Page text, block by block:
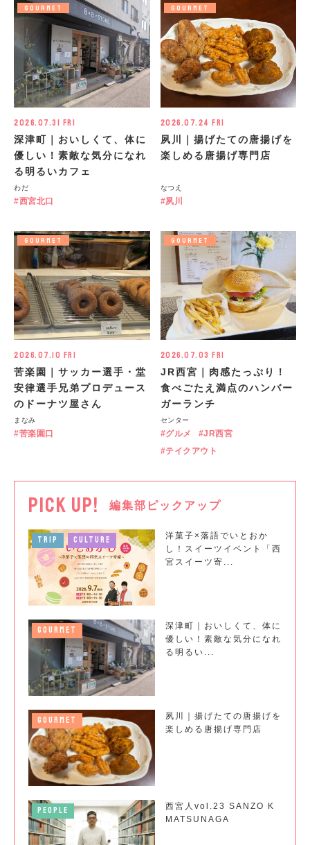
GOURMET
2026.07.31 Fri
深津町｜おいしくて、体に
優しい！素敵な気分になれ
る明るいカフェ
わだ
西宮北口
GOURMET
2026.07.24 Fri
夙川｜揚げたての唐揚げを
楽しめる唐揚げ専門店
なつえ
夙川
GOURMET
2026.07.10 Fri
苦楽園｜サッカー選手・堂
安律選手兄弟プロデュース
のドーナツ屋さん
まなみ
苦楽園口
GOURMET
2026.07.03 Fri
JR西宮｜肉感たっぷり！
食べごたえ満点のハンバー
ガーランチ
センター
グルメ
JR西宮
テイクアウト
PICK UP! 編集部ピックアップ
TRIP CULTURE
洋菓子×落語でいとおか
し！スイーツイベント「西
宮スイーツ寄...
GOURMET
深津町｜おいしくて、体に
優しい！素敵な気分になれ
る明るい...
GOURMET
夙川｜揚げたての唐揚げを
楽しめる唐揚げ専門店
PEOPLE
西宮人vol.23 SANZO K
MATSUNAGA